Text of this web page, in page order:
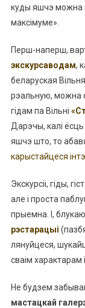
куды яшчэ можна
максімуме».
Перш-наперш,
экскурсаводам,
беларуская
рэальную, можна
гідам па Вільні
Дарэчы, калі ёсць
яшчэ што, то
карыстайцеся
Экскурсіі, гіды,
але і проста
прыемна. І,
рэстарацыі
лянуйцеся,
сваім характарам
Не будзем
мастацкай